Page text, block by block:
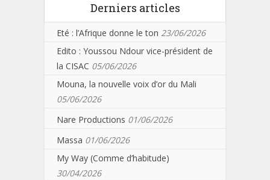
Derniers articles
Eté : l’Afrique donne le ton 23/06/2026
Edito : Youssou Ndour vice-président de
la CISAC 05/06/2026
Mouna, la nouvelle voix d’or du Mali
05/06/2026
Nare Productions 01/06/2026
Massa 01/06/2026
My Way (Comme d’habitude)
30/04/2026